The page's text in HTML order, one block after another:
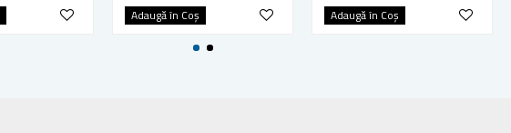
Adaugă în Coş
Adaugă în Coş Adaugă în Coş